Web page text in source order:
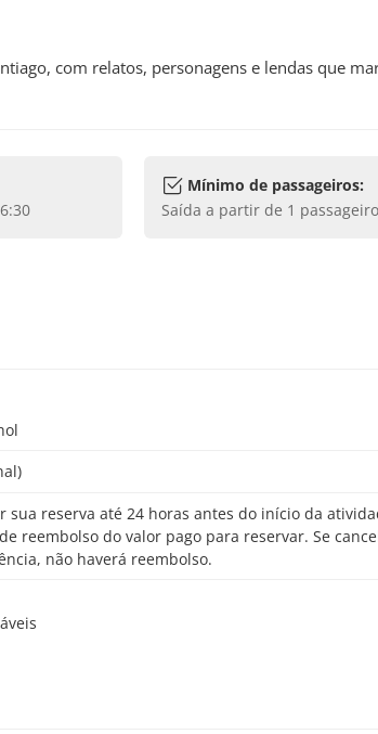
com relatos, personagens e lendas que
Mínimo de passageiros:
Saída a partir de 1
reembolso do valor pago para reservar. Se
não haverá reembolso.